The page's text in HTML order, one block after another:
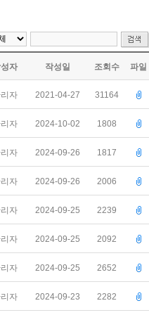
자 작성일 조회수 파일
자 2021-04-27 31164
자 2024-10-02 1808
자 2024-09-26 1817
자 2024-09-26 2006
자 2024-09-25 2239
자 2024-09-25 2092
자 2024-09-25 2652
자 2024-09-23 2282